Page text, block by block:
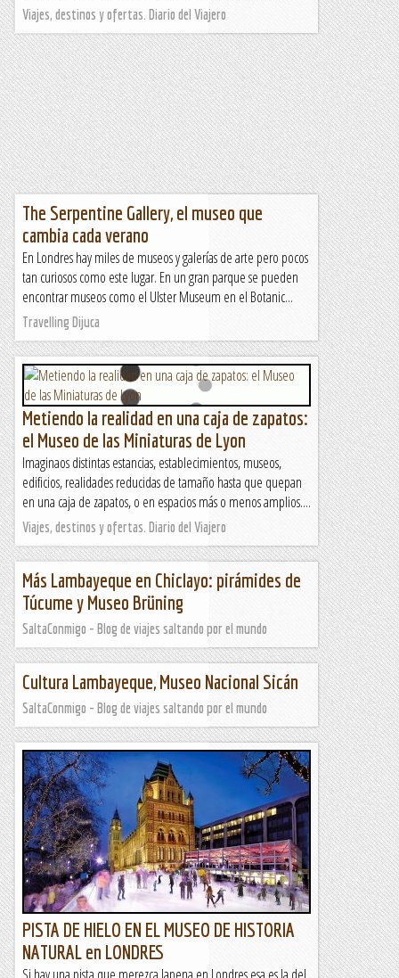
Viajes, destinos y ofertas. Diario del Viajero
The Serpentine Gallery, el museo que
cambia cada verano
En Londres hay miles de museos y galerías de arte pero pocos
tan curiosos como este lugar. En un gran parque se pueden
encontrar museos como el Ulster Museum en el Botanic...
Travelling Dijuca
Metiendo la realidad en una caja de zapatos:
el Museo de las Miniaturas de Lyon
Imaginaos distintas estancias, establecimientos, museos,
edificios, realidades reducidas de tamaño hasta que quepan
en una caja de zapatos, o en espacios más o menos amplios....
Viajes, destinos y ofertas. Diario del Viajero
Más Lambayeque en Chiclayo: pirámides de
Túcume y Museo Brüning
SaltaConmigo - Blog de viajes saltando por el mundo
Cultura Lambayeque, Museo Nacional Sicán
SaltaConmigo - Blog de viajes saltando por el mundo
PISTA DE HIELO EN EL MUSEO DE HISTORIA
NATURAL en LONDRES